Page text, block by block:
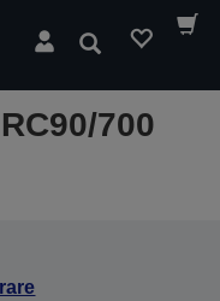
Cerca
700